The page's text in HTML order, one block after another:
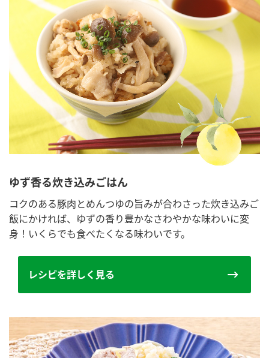
ゆず香る炊き込みごはん
コクのある豚肉とめんつゆの旨みが合わさった炊き込みご
飯にかければ、ゆずの香り豊かなさわやかな味わいに変
身！いくらでも食べたくなる味わいです。
レシピを詳しく見る